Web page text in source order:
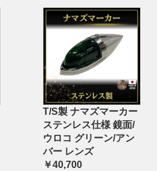
T/S製 ナマズマーカー
ステンレス仕様 鏡面/
ウロコ グリーン/アン
バー レンズ
￥40,700